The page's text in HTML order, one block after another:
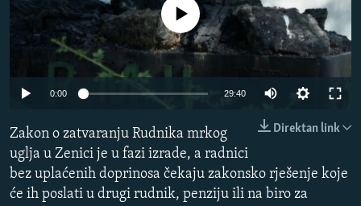
ISPRIČAJ MI
DNEVNO@RSE
SPECIJALI RSE
GENOCID U SREBRENICI
POPLAVE I KLIZIŠTA U BIH 2024.
TV LIBERTY
Sve RFE/RL stranice
240p 480p
No media source currently available
0:00 29:40
480p
Direktan link
Zakon o zatvaranju Rudnika mrkog
uglja u Zenici je u fazi izrade, a radnici
bez uplaćenih doprinosa čekaju zakonsko rješenje koje
će ih poslati u drugi rudnik, penziju ili na biro za